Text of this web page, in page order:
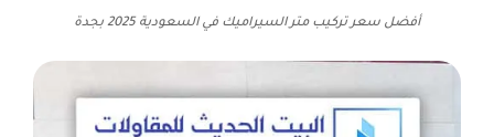
أفضل سعر تركيب متر السيراميك في السعودية 2025 بجدة